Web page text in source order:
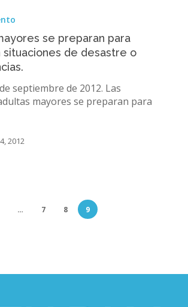
se preparan para
situaciones de desastre o
septiembre de 2012. Las
mayores se preparan para
2012
… 7 8 9